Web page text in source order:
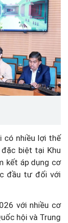
có nhiều lợi thế
biệt tại Khu
kết áp dụng cơ
đầu tư đối với
với nhiều cơ
hội và Trung